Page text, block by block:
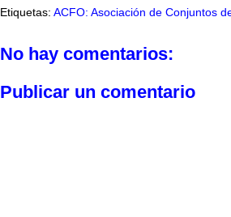
Etiquetas: ACFO: Asociación de Conjuntos
No hay comentarios:
Publicar un comentario